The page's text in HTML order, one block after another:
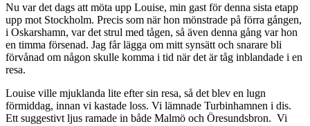
Nu var det dags att möta upp Louise, min gast för denna sista etapp
upp mot Stockholm. Precis som när hon mönstrade på förra gången,
i Oskarshamn, var det strul med tågen, så även denna gång var hon
en timma försenad. Jag får lägga om mitt synsätt och snarare bli
förvånad om någon skulle komma i tid när det är tåg inblandade i en
resa.
Louise ville mjuklanda lite efter sin resa, så det blev en lugn
förmiddag, innan vi kastade loss. Vi lämnade Turbinhamnen i dis.
Ett suggestivt ljus ramade in både Malmö och Öresundsbron. Vi